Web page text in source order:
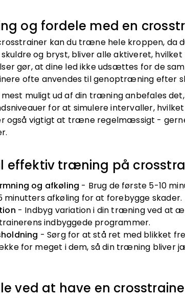
og fordele med en
kan du træne hele kroppen, da
skuldre og bryst, bliver alle aktiveret,
gør, at dine led ikke udsættes for de
ofte anvendes til genoptræning efter
muligt ud af din træning anbefales
for at simulere intervaller,
også vigtigt at træne regelmæssigt -
effektiv træning på
og afkøling - Brug de første 5-10
minutters afkøling for at forebygge skader.
- Indbyg variation i din træning ved at
indbyggede programmer.
- Sørg for at stå ret med blikket
for meget i dem, så din træning bliver
ved at have en